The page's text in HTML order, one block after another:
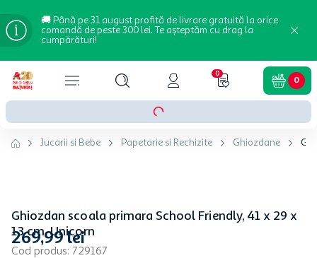
🚚 Până pe 31 august profită de livrare gratuită la orice
comandă de peste 300 lei. Te așteptăm cu drag la
cumpărături!
0
0
Jucarii si Bebe Papetarie si Rechizite Ghiozdane
Ghiozdan scoala primara School Friendly, 41 x 29 x
13 cm, Unicorn
Cod produs: 729167
269,99 lei